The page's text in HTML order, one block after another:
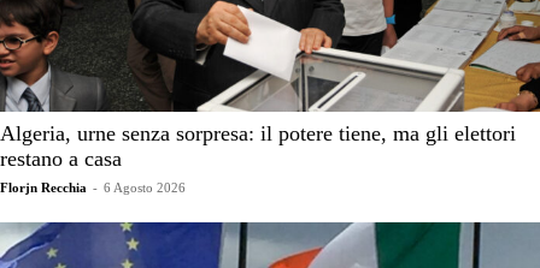
Algeria, urne senza sorpresa: il potere tiene, ma gli elettori
restano a casa
Florjn Recchia - 6 Agosto 2026